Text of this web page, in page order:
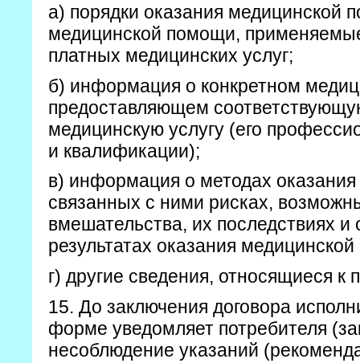
а) порядки оказания медицинской
медицинской помощи,
платных медицинских услуг;
б) информация о конкретном
предоставляющем
медицинскую услугу (его
и квалификации);
в) информация о методах
связанных с ними рисках,
вмешательства, их последствиях
результатах оказания
г) другие сведения, относящиеся к
15. До заключения договора
форме уведомляет потребителя
несоблюдение указаний